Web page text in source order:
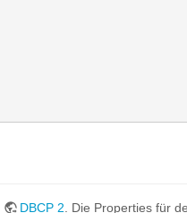
DBCP 2 . Die Properties für